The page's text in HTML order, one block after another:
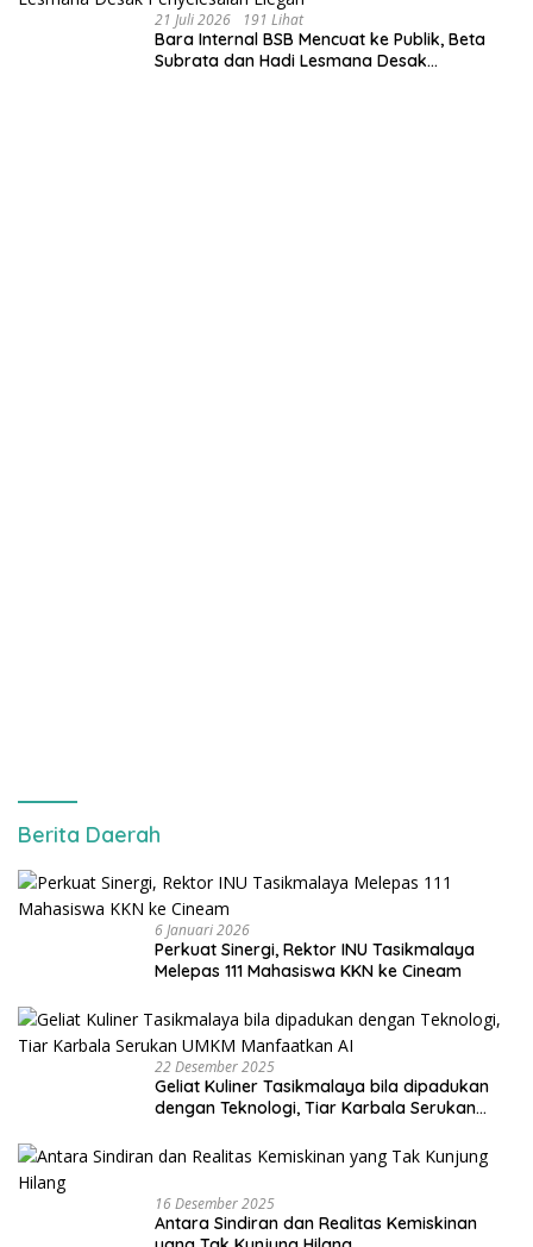
21 Juli 2026 191 Lihat
Bara Internal BSB Mencuat ke Publik, Beta
Subrata dan Hadi Lesmana Desak
Berita Daerah
6 Januari 2026
Perkuat Sinergi, Rektor INU Tasikmalaya
Melepas 111 Mahasiswa KKN ke Cineam
22 Desember 2025
Geliat Kuliner Tasikmalaya bila dipadukan
dengan Teknologi, Tiar Karbala Serukan
16 Desember 2025
Antara Sindiran dan Realitas Kemiskinan